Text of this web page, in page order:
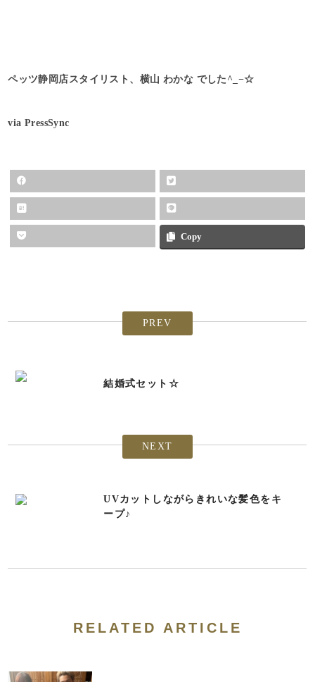
ペッツ静岡店スタイリスト、横山 わかな でした^_−☆
via PressSync
Copy
PREV
結婚式セット☆
NEXT
UVカットしながらきれいな髪色をキ
ープ♪
RELATED ARTICLE